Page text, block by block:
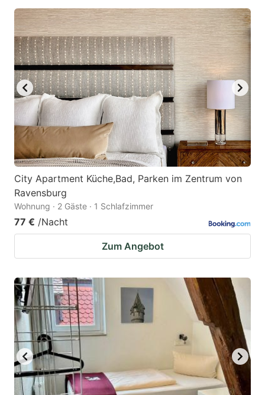
City Apartment Küche,Bad, Parken im Zentrum von
Ravensburg
Wohnung · 2 Gäste · 1 Schlafzimmer
77 € /Nacht
Zum Angebot